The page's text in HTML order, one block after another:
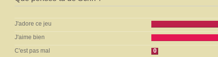
J'adore ce jeu
J'aime bien
C'est pas mal
0